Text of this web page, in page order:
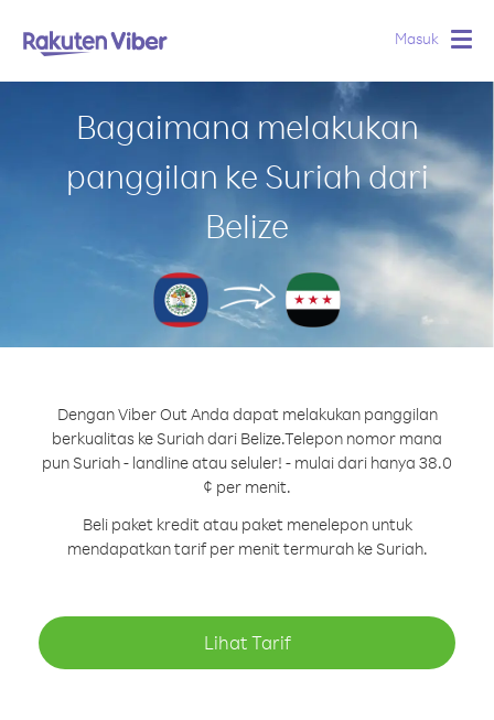
Masuk
Bagaimana melakukan
panggilan ke Suriah dari
Belize
Dengan Viber Out Anda dapat melakukan panggilan
berkualitas ke Suriah dari Belize.Telepon nomor mana
pun Suriah - landline atau seluler! - mulai dari hanya 38.0
¢ per menit.
Beli paket kredit atau paket menelepon untuk
mendapatkan tarif per menit termurah ke Suriah.
Lihat Tarif